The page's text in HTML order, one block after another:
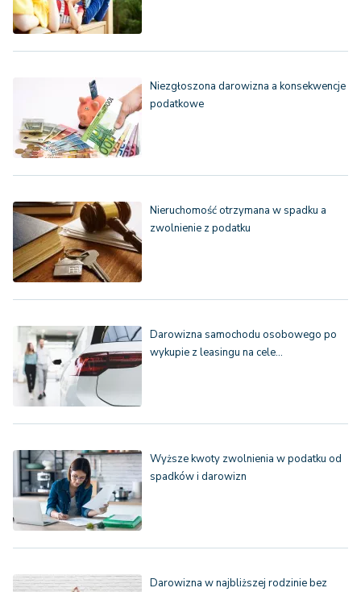
Niezgłoszona darowizna a konsekwencje
podatkowe
Nieruchomość otrzymana w spadku a
zwolnienie z podatku
Darowizna samochodu osobowego po
wykupie z leasingu na cele…
Wyższe kwoty zwolnienia w podatku od
spadków i darowizn
Darowizna w najbliższej rodzinie bez